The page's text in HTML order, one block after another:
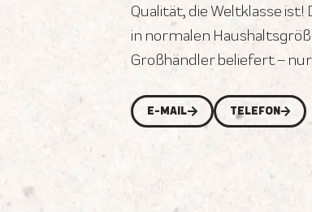
Qualität, die Weltklasse
in normalen
Großhändler beliefert –
E-MAIL TELEFON